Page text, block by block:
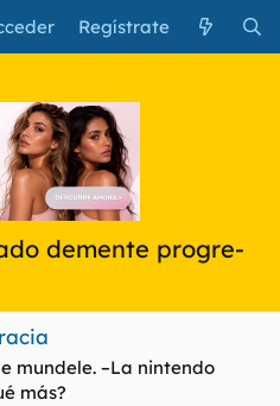
Regístrate
demente progre-
mundele. –La nintendo
más?